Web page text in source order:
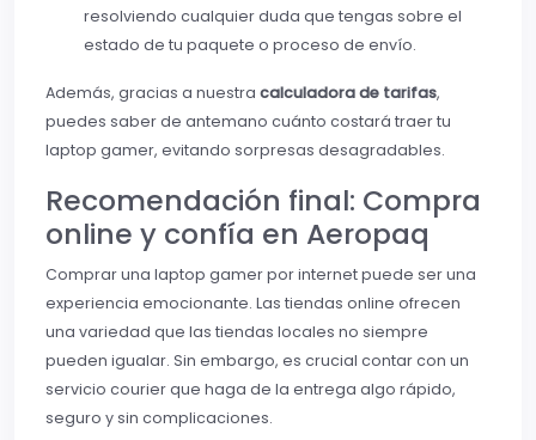
resolviendo cualquier duda que tengas sobre el
estado de tu paquete o proceso de envío.
Además, gracias a nuestra calculadora de tarifas,
puedes saber de antemano cuánto costará traer tu
laptop gamer, evitando sorpresas desagradables.
Recomendación final: Compra
online y confía en Aeropaq
Comprar una laptop gamer por internet puede ser una
experiencia emocionante. Las tiendas online ofrecen
una variedad que las tiendas locales no siempre
pueden igualar. Sin embargo, es crucial contar con un
servicio courier que haga de la entrega algo rápido,
seguro y sin complicaciones.